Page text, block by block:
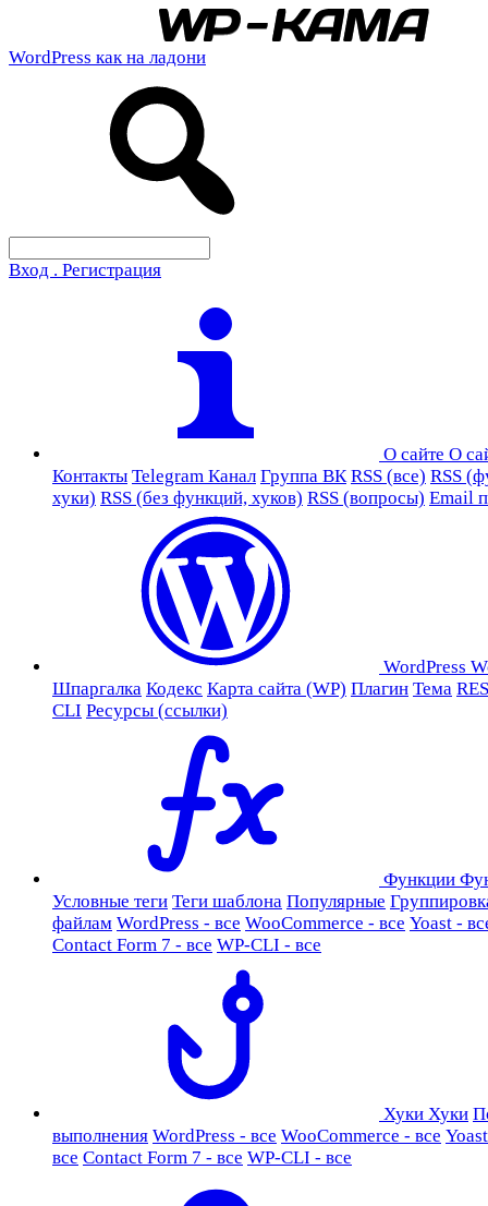
WordPress как на ладони
Вход . Регистрация
О сайте О
Контакты Telegram Канал Группа ВК RSS (все) RSS
хуки) RSS (без функций, хуков) RSS (вопросы) Email
WordPress
Шпаргалка Кодекс Карта сайта (WP) Плагин Тема
CLI Ресурсы (ссылки)
Функции
Условные теги Теги шаблона Популярные
файлам WordPress - все WooCommerce - все Yoast -
Contact Form 7 - все WP-CLI - все
Хуки Хуки
выполнения WordPress - все WooCommerce - все
все Contact Form 7 - все WP-CLI - все